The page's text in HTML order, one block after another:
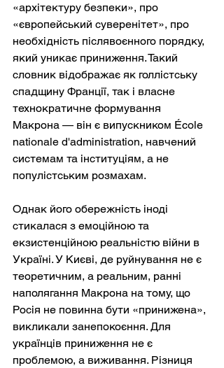
«архітектуру безпеки», про
«європейський суверенітет», про
необхідність післявоєнного порядку,
який уникає приниження. Такий
словник відображає як голлістську
спадщину Франції, так і власне
технократичне формування
Макрона — він є випускником École
nationale d'administration, навчений
системам та інституціям, а не
популістським розмахам.
Однак його обережність іноді
стикалася з емоційною та
екзистенційною реальністю війни в
Україні. У Києві, де руйнування не є
теоретичним, а реальним, ранні
наполягання Макрона на тому, що
Росія не повинна бути «принижена»,
викликали занепокоєння. Для
українців приниження не є
проблемою, а виживання. Різниця